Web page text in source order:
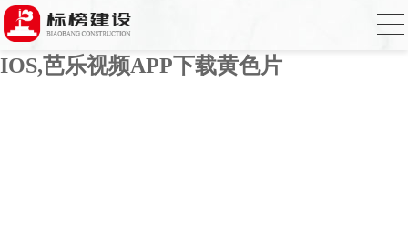
芭乐APP官方网站下载进入,芭乐APP下载
网址进入18免费破解,芭乐视频APP下载
IOS,芭乐视频APP下载黄色片